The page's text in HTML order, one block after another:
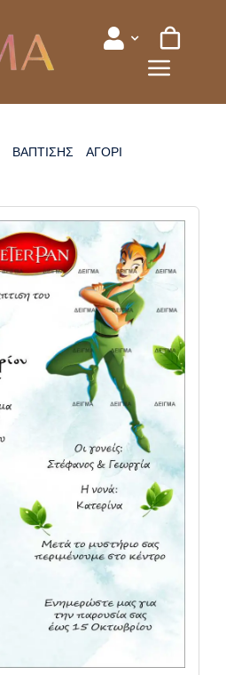
ΒΑΠΤΙΣΗΣ
ΑΓΟΡΙ